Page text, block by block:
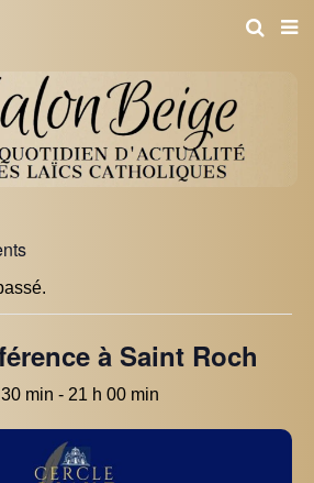
à Saint Roch
min - 21 h 00 min